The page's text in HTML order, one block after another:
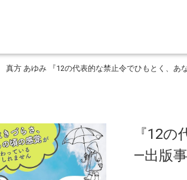
真方 あゆみ 『12の代表的な禁止令でひもとく、あ
『12
―出版